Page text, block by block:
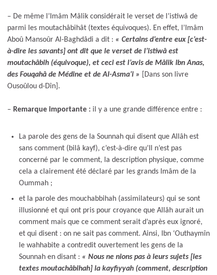
– De même l’Imâm Mâlik considérait le verset de l’istiwâ de
parmi les moutachâbihât (textes équivoques). En effet, l’Imâm
Aboû Mansoûr Al-Baghdâdi a dit : « Certains d’entre eux [c’est-
à-dire les savants] ont dit que le verset de l’istiwâ est
moutachâbih (équivoque), et ceci est l’avis de Mâlik Ibn Anas,
des Fouqahâ de Médine et de Al-Asma’i »
[Dans son livre
Ousoûlou d-Dîn].
– Remarque importante : il y a une grande différence entre :
La parole des gens de la Sounnah qui disent que Allâh est
sans comment (bilâ kayf), c’est-à-dire qu’Il n’est pas
concerné par le comment, la description physique, comme
cela a clairement été déclaré par les grands Imâm de la
Oummah ;
et la parole des mouchabbihah (assimilateurs) qui se sont
illusionné et qui ont pris pour croyance que Allâh aurait un
comment mais que ce comment serait d’après eux ignoré,
et qui disent : on ne sait pas comment. Ainsi, Ibn ‘Outhaymîn
le wahhabite a contredit ouvertement les gens de la
Sounnah en disant : « Nous ne nions pas à leurs sujets [les
textes moutachâbihah] la kayfiyyah (comment, description